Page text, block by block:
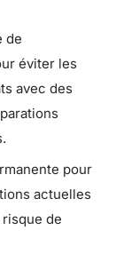
de
éviter les
avec des
pour
actuelles
de